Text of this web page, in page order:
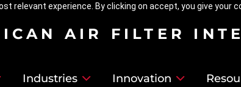
relevant experience. By clicking on accept, you give your
AIR FILTER
Industries Innovation